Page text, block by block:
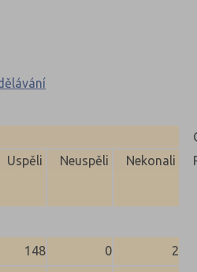
Uspěli Neuspěli Nekonali
148 0 2